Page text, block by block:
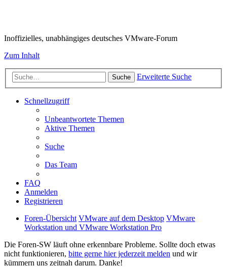
Inoffizielles, unabhängiges deutsches VMware-Forum
Zum Inhalt
Suche Erweiterte Suche
Schnellzugriff
Unbeantwortete Themen
Aktive Themen
Suche
Das Team
FAQ
Anmelden
Registrieren
Foren-Übersicht VMware auf dem Desktop VMware
Workstation und VMware Workstation Pro
Die Foren-SW läuft ohne erkennbare Probleme. Sollte doch etwas
nicht funktionieren, bitte gerne hier jederzeit melden und wir
kümmern uns zeitnah darum. Danke!